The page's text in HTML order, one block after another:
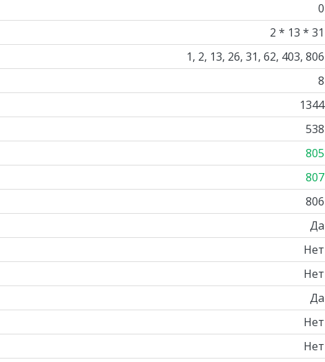
0
2 * 13 * 31
1, 2, 13, 26, 31, 62, 403, 806
8
1344
538
805
807
806
Да
Нет
Нет
Да
Нет
Нет